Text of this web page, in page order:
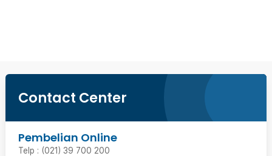
Contact Center
Pembelian Online
Telp : (021) 39 700 200